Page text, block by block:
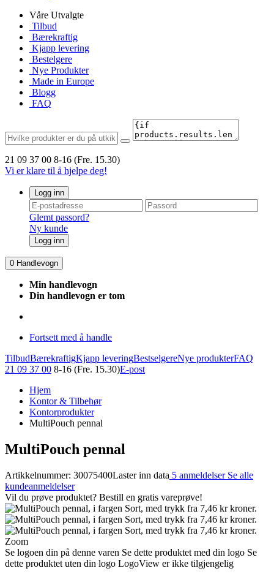
Våre Utvalgte
Tilbud
Bærekraftig
Kjapp levering
Bestelgere
Nye Produkter
Made in Europe
Blogg
FAQ
21 09 37 00 8-16 (Fre. 15.30)
Vi er klare til å hjelpe deg!
Logg inn
Glemt passord?
Ny kunde
Logg inn
0 Handlevogn
Min handlevogn
Din handlevogn er tom
Fortsett med å handle
TilbudBærekraftigKjapp leveringBestselgereNye produkterFAQ
21 09 37 00 8-16 (Fre. 15.30)E-post
Hjem
Kontor & Tilbehør
Kontorprodukter
MultiPouch pennal
MultiPouch pennal
Artikkelnummer: 30075400Laster inn data 5 anmeldelser Se alle
kundeanmeldelser
Vil du prøve produktet? Bestill en gratis vareprøve!
Zoom
Se logoen din på denne varen Se dette produktet med din logo Se
dette produktet uten din logo LogoView er ikke tilgjengelig